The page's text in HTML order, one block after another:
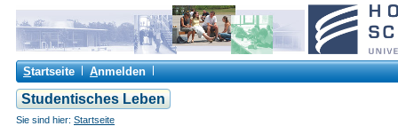
Startseite Anmelden
Studentisches Leben
Sie sind hier: Startseite